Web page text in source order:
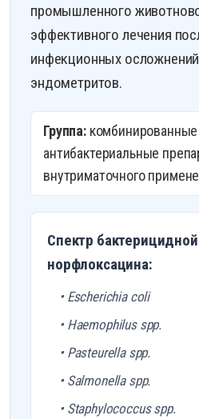
промышленного
эффективного лечения
инфекционных
эндометритов.
Группа:комбинированные
антибактериальные
внутриматочного
Спектр
норфлоксацина:
• Escherichia coli
• Haemophilus spp.
• Pasteurella spp.
• Salmonella spp.
• Staphylococcus spp.